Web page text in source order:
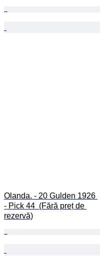
Olanda. - 20 Gulden 1926
- Pick 44  (Fără preț de
rezervă)